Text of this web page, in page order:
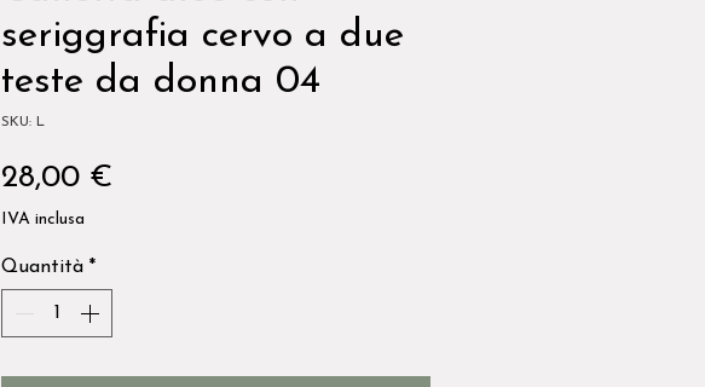
seriggrafia cervo a due
teste da donna 04
SKU: L
28,00 €
IVA inclusa
Quantità *